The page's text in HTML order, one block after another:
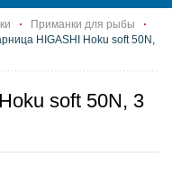
Приманки для рыбы
HIGASHI Hoku soft 50N,
soft 50N, 3